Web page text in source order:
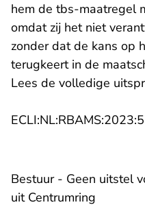
hem de tbs-maatregel
omdat zij het niet
zonder dat de kans op
terugkeert in de
Lees de volledige
Bestuur - Geen uitstel
uit Centrumring